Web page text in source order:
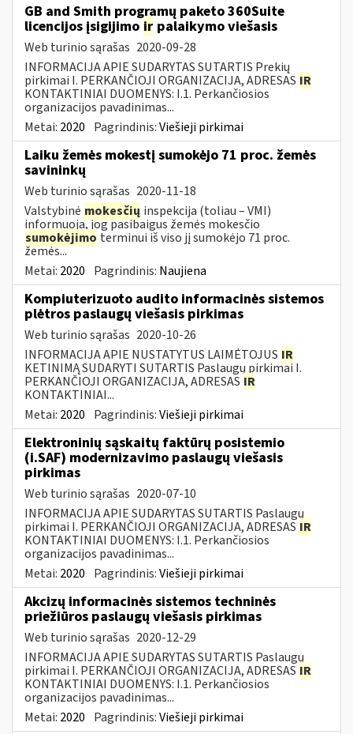
GB and Smith programų paketo 360Suite
licencijos įsigijimo ir palaikymo viešasis
Web turinio sąrašas 2020-09-28
INFORMACIJA APIE SUDARYTAS SUTARTIS Prekių
pirkimai I. PERKANČIOJI ORGANIZACIJA, ADRESAS IR
KONTAKTINIAI DUOMENYS: I.1. Perkančiosios
organizacijos pavadinimas...
Metai: 2020 Pagrindinis:Viešieji pirkimai
Laiku žemės mokestį sumokėjo 71 proc. žemės
savininkų
Web turinio sąrašas 2020-11-18
Valstybinė mokesčių inspekcija (toliau – VMI)
informuoja, jog pasibaigus žemės mokesčio
sumokėjimo terminui iš viso jį sumokėjo 71 proc.
žemės...
Metai: 2020 Pagrindinis: Naujiena
Kompiuterizuoto audito informacinės sistemos
plėtros paslaugų viešasis pirkimas
Web turinio sąrašas 2020-10-26
INFORMACIJA APIE NUSTATYTUS LAIMĖTOJUS IR
KETINIMĄ SUDARYTI SUTARTIS Paslaugų pirkimai I.
PERKANČIOJI ORGANIZACIJA, ADRESAS IR
KONTAKTINIAI...
Metai: 2020 Pagrindinis:Viešieji pirkimai
Elektroninių sąskaitų faktūrų posistemio
(i.SAF) modernizavimo paslaugų viešasis
pirkimas
Web turinio sąrašas 2020-07-10
INFORMACIJA APIE SUDARYTAS SUTARTIS Paslaugų
pirkimai I. PERKANČIOJI ORGANIZACIJA, ADRESAS IR
KONTAKTINIAI DUOMENYS: I.1. Perkančiosios
organizacijos pavadinimas...
Metai: 2020 Pagrindinis:Viešieji pirkimai
Akcizų informacinės sistemos techninės
priežiūros paslaugų viešasis pirkimas
Web turinio sąrašas 2020-12-29
INFORMACIJA APIE SUDARYTAS SUTARTIS Paslaugų
pirkimai I. PERKANČIOJI ORGANIZACIJA, ADRESAS IR
KONTAKTINIAI DUOMENYS: I.1. Perkančiosios
organizacijos pavadinimas...
Metai: 2020 Pagrindinis:Viešieji pirkimai